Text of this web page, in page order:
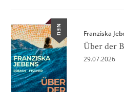
NEU Franziska
Über der
29.07.2026